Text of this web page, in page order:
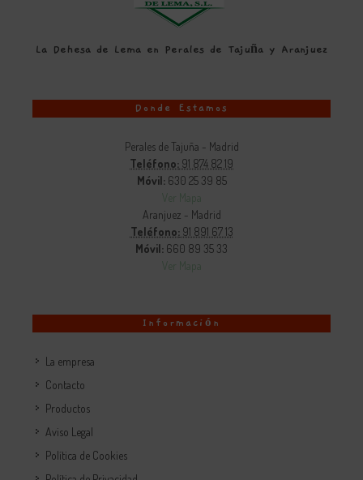
La Dehesa de Lema en Perales de Tajuña y Aranjuez
Donde Estamos
Perales de Tajuña - Madrid
Teléfono: 91 874 82 19
Móvil:630 25 39 85
Aranjuez - Madrid
Teléfono:91 891 67 13
Móvil: 660 89 35 33
Información
La empresa
Contacto
Productos
Aviso Legal
Política de Cookies